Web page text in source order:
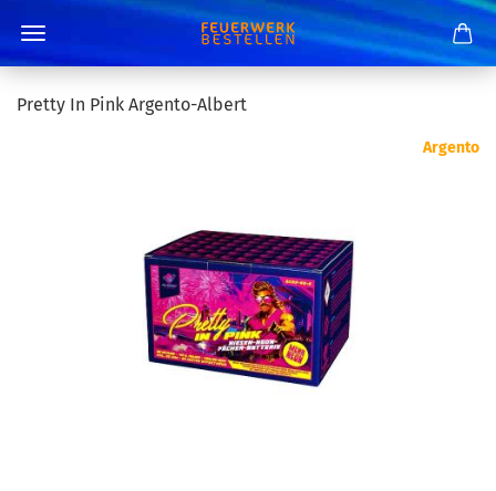
Pretty In Pink Argento-Albert
Argento